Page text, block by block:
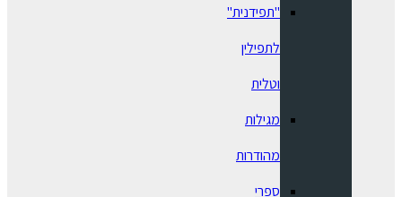
"תפידנית"
לתפילין
וטלית
מגילות
מהודרות
ספרי